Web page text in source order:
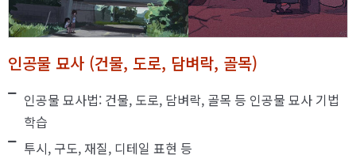
인공물 묘사 (건물, 도로, 담벼락, 골목)
인공물 묘사법: 건물, 도로, 담벼락, 골목 등 인공물 묘사 기법
학습
투시, 구도, 재질, 디테일 표현 등